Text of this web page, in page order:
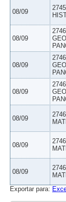
08/09
08/09
08/09
08/09
08/09
08/09
08/09
Exportar para: